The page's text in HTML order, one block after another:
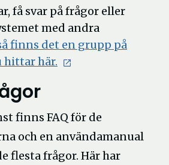
få svar på frågor eller
med andra
finns det en grupp på
hittar här. Öppna
fönster
finns FAQ för de
och en användamanual
flesta frågor. Här har